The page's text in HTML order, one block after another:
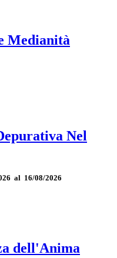
Medianità
Nel
al 16/08/2026
dell'Anima